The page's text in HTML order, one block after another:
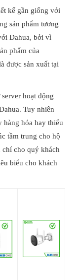
kế gần giống với
sản phẩm tương
Dahua, bởi vì
phẩm của
được sản xuất tại
hoạt động
Tuy nhiên
hóa hay thiếu
tầm trung cho hộ
chí cho quý khách
biểu cho khách